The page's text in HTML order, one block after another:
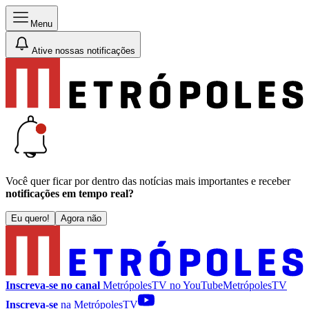
Menu
Ative nossas notificações
Você quer ficar por dentro das notícias mais importantes e receber
notificações em tempo real?
Eu quero! Agora não
Inscreva-se no canal MetrópolesTV noYouTubeMetrópolesTV
Inscreva-se na MetrópolesTV